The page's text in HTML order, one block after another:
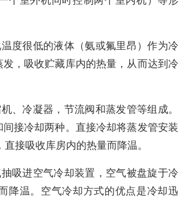
度很低的液体（氨或氟里昂）作为冷
，吸收贮藏库内的热量，从而达到冷
、冷凝器，节流阀和蒸发管等组成。
接冷却两种。直接冷却将蒸发管安装
接吸收库房内的热量而降温。
吸进空气冷却装置，空气被盘旋于冷
降温。空气冷却方式的优点是冷却迅